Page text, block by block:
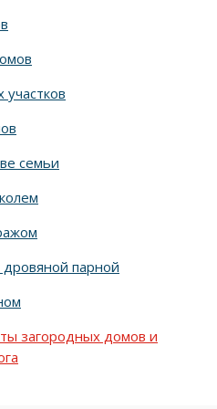
семьи
парной
загородных домов и